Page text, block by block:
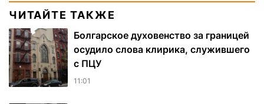
ЧИТАЙТЕ ТАКЖЕ
Болгарское духовенство за границей
осудило слова клирика, служившего
с ПЦУ
11:01